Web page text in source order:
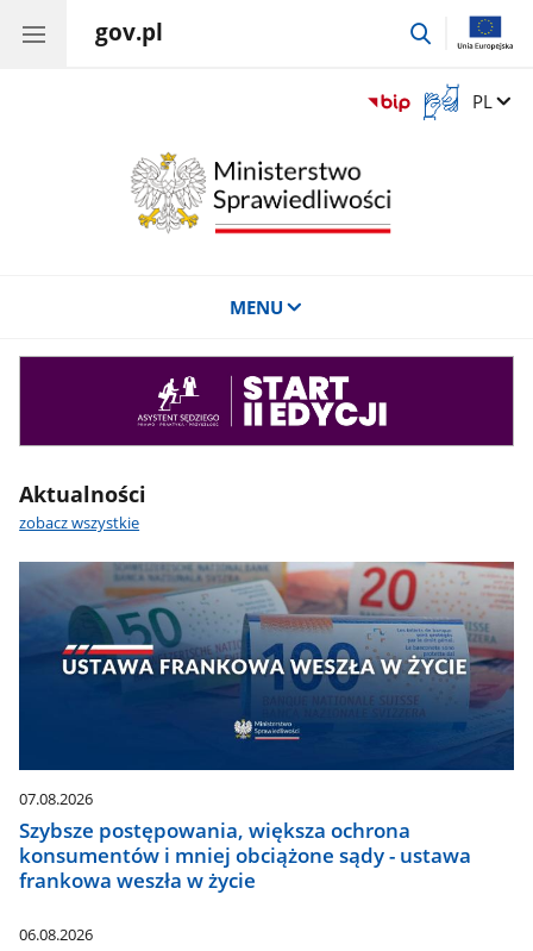
gov.pl
przejdź
Otwórz
okno
Zmień
PL
MENU
Aktualności
zobacz wszystkie
07.08.2026
Szybsze postępowania, większa ochrona
konsumentów i mniej obciążone sądy - ustawa
frankowa weszła w życie
06.08.2026